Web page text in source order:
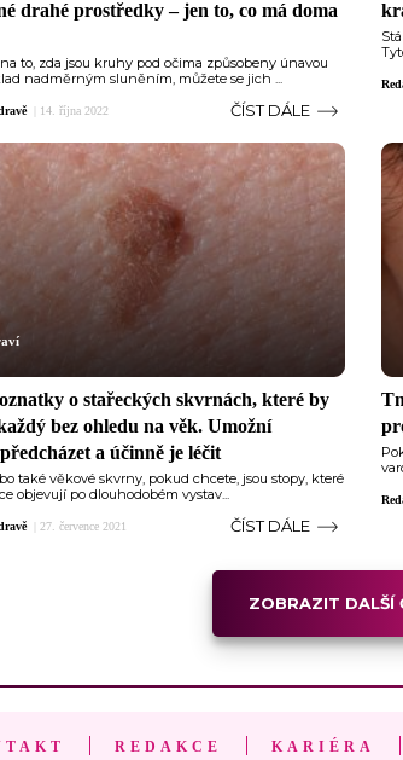
drahé prostředky –⁠ jen to, co má doma
to, zda jsou kruhy pod očima způsobeny únavou
nadměrným sluněním, můžete se jich ...
14. října 2022 ČÍST DÁLE
o stařeckých skvrnách, které by
bez ohledu na věk. Umožní
a účinně je léčit
také věkové skvrny, pokud chcete, jsou stopy, které
objevují po dlouhodobém vystav...
27. července 2021 ČÍST DÁLE
ZOBRAZIT DALŠÍ
REDAKCE KARIÉRA